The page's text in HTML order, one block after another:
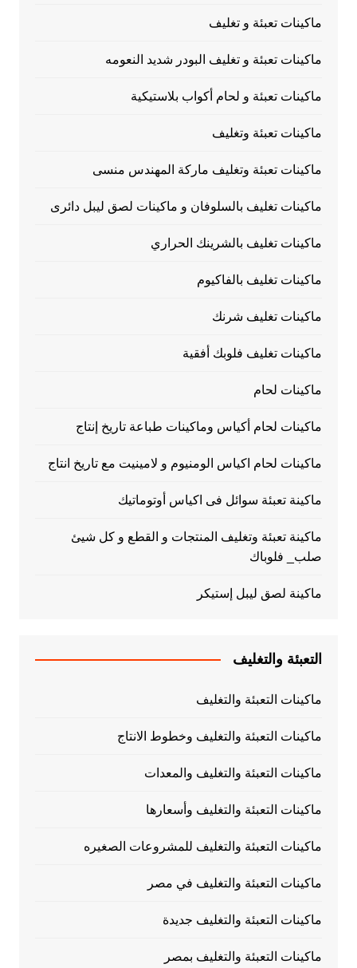
ماكينات تعبئة و تغليف
ماكينات تعبئة و تغليف البودر شديد النعومه
ماكينات تعبئة و لحام أكواب بلاستيكية
ماكينات تعبئة وتغليف
ماكينات تعبئة وتغليف ماركة المهندس منسى
ماكينات تغليف بالسلوفان و ماكينات لصق ليبل دائرى
ماكينات تغليف بالشرينك الحراري
ماكينات تغليف بالفاكيوم
ماكينات تغليف شرنك
ماكينات تغليف فلوبك أفقية
ماكينات لحام
ماكينات لحام أكياس وماكينات طباعة تاريخ إنتاج
ماكينات لحام اكياس الومنيوم و لامينيت مع تاريخ انتاج
ماكينة تعبئة سوائل فى اكياس أوتوماتيك
ماكينة تعبئة وتغليف المنتجات و القطع و كل شيئ
صلب_ فلوباك
ماكينة لصق ليبل إستيكر
التعبئة والتغليف
ماكينات التعبئة والتغليف
ماكينات التعبئة والتغليف وخطوط الانتاج
ماكينات التعبئة والتغليف والمعدات
ماكينات التعبئة والتغليف وأسعارها
ماكينات التعبئة والتغليف للمشروعات الصغيره
ماكينات التعبئة والتغليف في مصر
ماكينات التعبئة والتغليف جديدة
ماكينات التعبئة والتغليف بمصر